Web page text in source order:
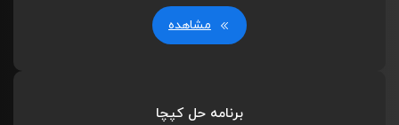
مشاهده
برنامه حل کپچا